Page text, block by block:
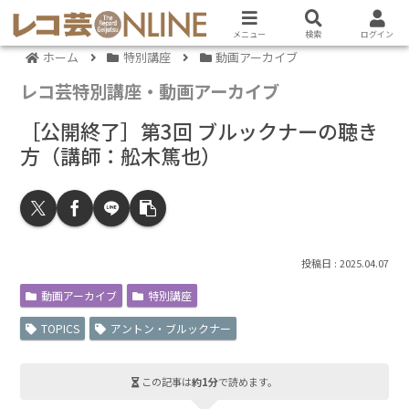
ホーム 特別講座 動画アーカイブ
レコ芸特別講座・動画アーカイブ
［公開終了］第3回 ブルックナーの聴き
方（講師：舩木篤也）
2025.04.07
動画アーカイブ 特別講座
TOPICS アントン・ブルックナー
この記事は約1分で読めます。
メニュー 検索 ログイン